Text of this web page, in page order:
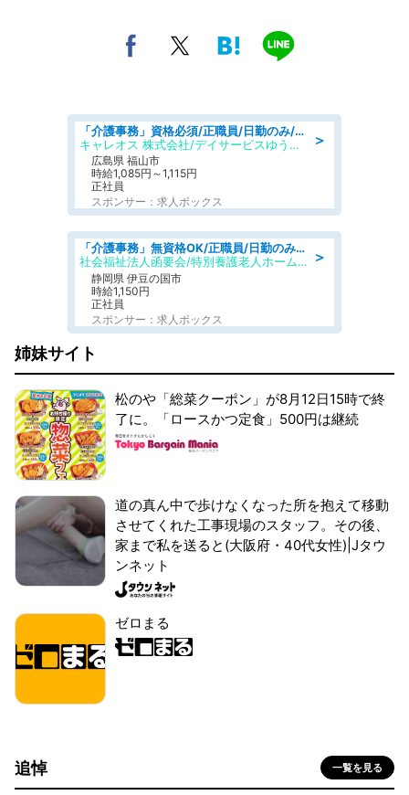
＞
「介護事務」資格必須/正職員/日勤のみ/デイサービス
キャレオス 株式会社/デイサービスゆうゆう南本庄
広島県 福山市
時給1,085円～1,115円
正社員
スポンサー：求人ボックス
＞
「介護事務」無資格OK/正職員/日勤のみ/特別養護老人ホーム
社会福祉法人函要会/特別養護老人ホーム 韮山・ぶなの森
静岡県 伊豆の国市
時給1,150円
正社員
スポンサー：求人ボックス
姉妹サイト
松のや「総菜クーポン」が8月12日15時で終
了に。「ロースかつ定食」500円は継続
道の真ん中で歩けなくなった所を抱えて移動
させてくれた工事現場のスタッフ。その後、
家まで私を送ると(大阪府・40代女性)|Jタウ
ンネット
ゼロまる
追悼 一覧を見る